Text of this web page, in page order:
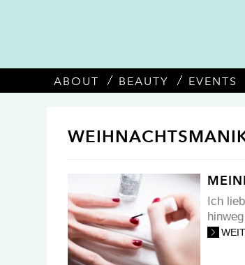
ABOUT BEAUTY EVENTS
Ich